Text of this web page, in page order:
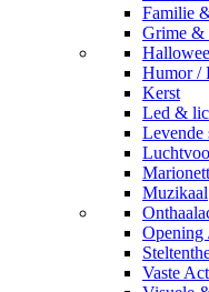
Familie
Grime &
Humor /
Kerst
Led &
Levende
Muzikaal
Opening
Vaste